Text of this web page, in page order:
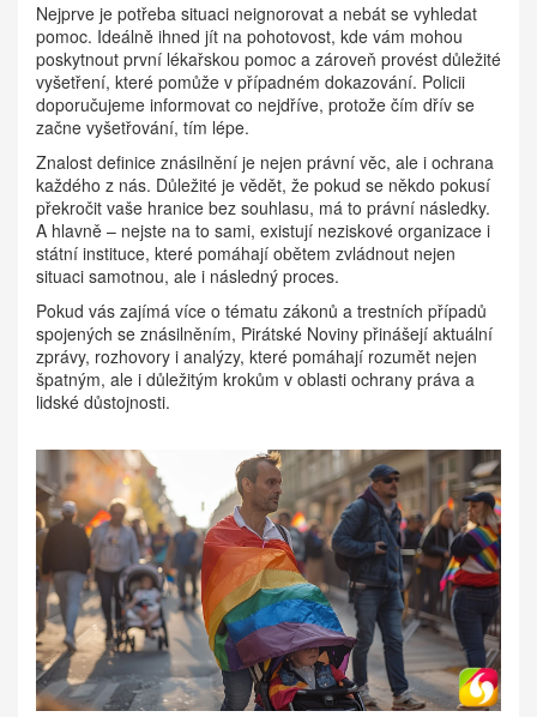
Nejprve je potřeba situaci neignorovat a nebát se vyhledat
pomoc. Ideálně ihned jít na pohotovost, kde vám mohou
poskytnout první lékařskou pomoc a zároveň provést důležité
vyšetření, které pomůže v případném dokazování. Policii
doporučujeme informovat co nejdříve, protože čím dřív se
začne vyšetřování, tím lépe.
Znalost definice znásilnění je nejen právní věc, ale i ochrana
každého z nás. Důležité je vědět, že pokud se někdo pokusí
překročit vaše hranice bez souhlasu, má to právní následky.
A hlavně – nejste na to sami, existují neziskové organizace i
státní instituce, které pomáhají obětem zvládnout nejen
situaci samotnou, ale i následný proces.
Pokud vás zajímá více o tématu zákonů a trestních případů
spojených se znásilněním, Pirátské Noviny přinášejí aktuální
zprávy, rozhovory i analýzy, které pomáhají rozumět nejen
špatným, ale i důležitým krokům v oblasti ochrany práva a
lidské důstojnosti.